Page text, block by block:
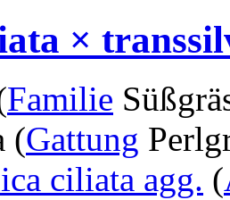
×
Familie
(Gattung
ciliata agg. (